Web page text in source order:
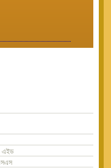
এইড